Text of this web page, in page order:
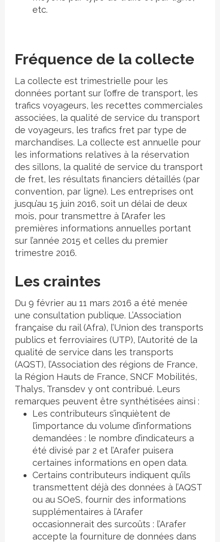
etc.
Fréquence de la collecte
La collecte est trimestrielle pour les
données portant sur l’offre de transport, les
trafics voyageurs, les recettes commerciales
associées, la qualité de service du transport
de voyageurs, les trafics fret par type de
marchandises. La collecte est annuelle pour
les informations relatives à la réservation
des sillons, la qualité de service du transport
de fret, les résultats financiers détaillés (par
convention, par ligne). Les entreprises ont
jusqu’au 15 juin 2016, soit un délai de deux
mois, pour transmettre à l’Arafer les
premières informations annuelles portant
sur l’année 2015 et celles du premier
trimestre 2016.
Les craintes
Du 9 février au 11 mars 2016 a été menée
une consultation publique. L’Association
française du rail (Afra), l’Union des transports
publics et ferroviaires (UTP), l’Autorité de la
qualité de service dans les transports
(AQST), l’Association des régions de France,
la Région Hauts de France, SNCF Mobilités,
Thalys, Transdev y ont contribué. Leurs
remarques peuvent être synthétisées ainsi :
Les contributeurs s’inquiètent de
l’importance du volume d’informations
demandées : le nombre d’indicateurs a
été divisé par 2 et l’Arafer puisera
certaines informations en open data.
Certains contributeurs indiquent qu’ils
transmettent déjà des données à l’AQST
ou au SOeS, fournir des informations
supplémentaires à l’Arafer
occasionnerait des surcoûts : l’Arafer
accepte la fourniture de données dans